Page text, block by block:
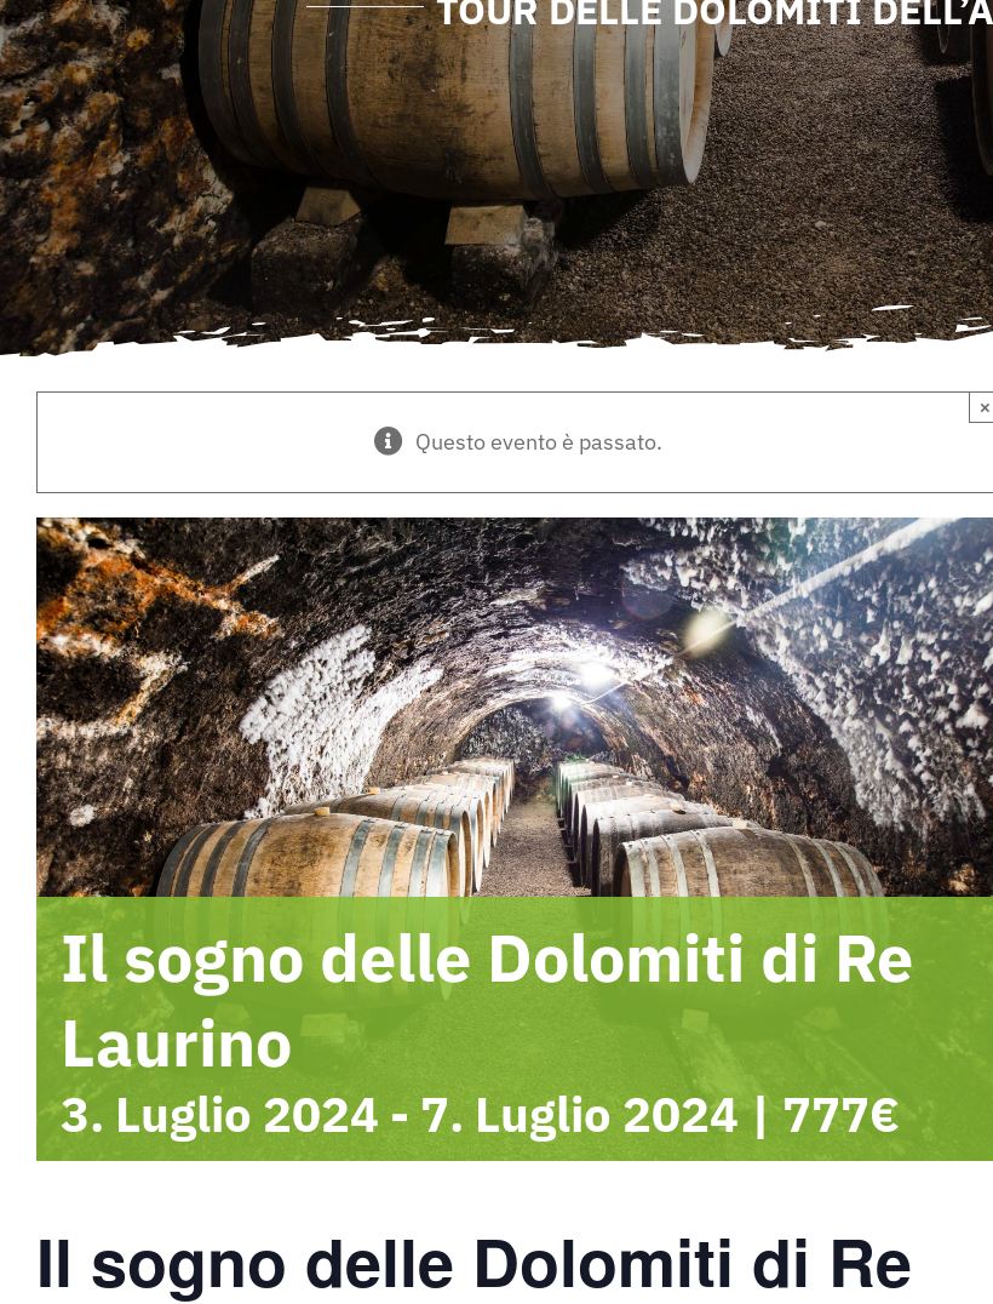
Questo evento è passato.
×
Il sogno delle Dolomiti di Re
Laurino
3. Luglio 2024 -7. Luglio 2024 | 777€
Il sogno delle Dolomiti di Re